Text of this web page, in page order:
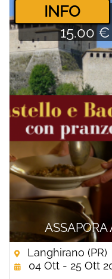
ASSAPORA
­INFO
15.00 €
Langhirano (PR)
04 Ott - 25 Ott